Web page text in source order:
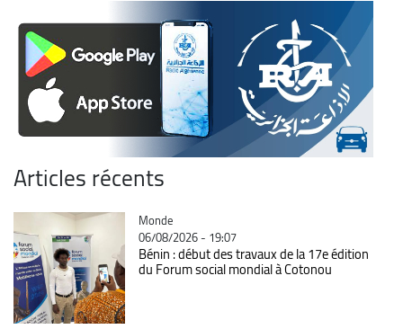
Articles récents
Catégorie
Monde
06/08/2026 - 19:07
Bénin : début des travaux de la 17e édition
du Forum social mondial à Cotonou